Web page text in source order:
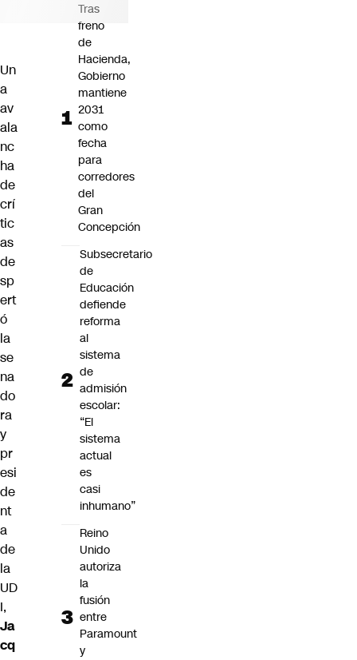
Un
a
av
ala
nc
ha
de
crí
tic
as
de
sp
ert
ó
la
se
na
do
ra
y
pr
esi
de
nt
a
de
la
UD
I,
Ja
cq
Tras
freno
de
Hacienda,
Gobierno
mantiene
2031
como
fecha
para
corredores
del
Gran
Concepción
Subsecretario
de
Educación
defiende
reforma
al
sistema
de
admisión
escolar:
“El
sistema
actual
es
casi
inhumano”
Reino
Unido
autoriza
la
fusión
entre
Paramount
y